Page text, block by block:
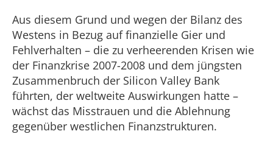
Aus diesem Grund und wegen der Bilanz des
Westens in Bezug auf finanzielle Gier und
Fehlverhalten – die zu verheerenden Krisen wie
der Finanzkrise 2007-2008 und dem jüngsten
Zusammenbruch der Silicon Valley Bank
führten, der weltweite Auswirkungen hatte –
wächst das Misstrauen und die Ablehnung
gegenüber westlichen Finanzstrukturen.